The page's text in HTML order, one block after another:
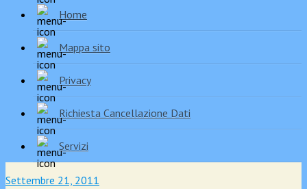
Home
Mappa sito
Privacy
Richiesta Cancellazione Dati
Servizi
Settembre 21, 2011